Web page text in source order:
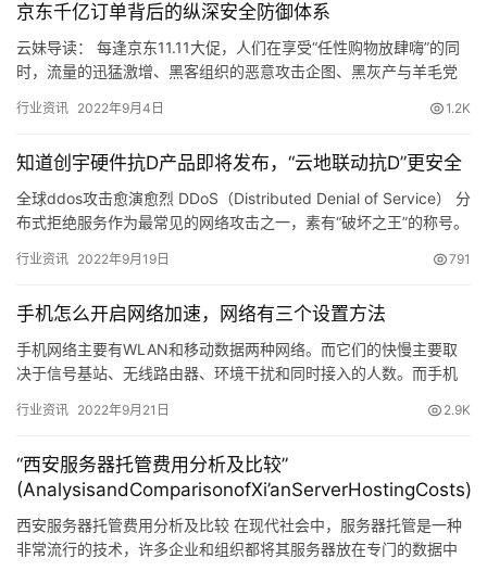
京东千亿订单背后的纵深安全防御体系
云妹导读： 每逢京东11.11大促，人们在享受“任性购物放肆嗨”的同
时，流量的迅猛激增、黑客组织的恶意攻击企图、黑灰产与羊毛党
行业资讯 2022年9月4日 1.2K
知道创宇硬件抗D产品即将发布，“云地联动抗D”更安全
全球ddos攻击愈演愈烈 DDoS（Distributed Denial of Service） 分
布式拒绝服务作为最常见的网络攻击之一，素有“破坏之王”的称号。
行业资讯 2022年9月19日 791
手机怎么开启网络加速，网络有三个设置方法
手机网络主要有WLAN和移动数据两种网络。而它们的快慢主要取
决于信号基站、无线路由器、环境干扰和同时接入的人数。而手机
得更…
行业资讯 2022年9月21日 2.9K
“西安服务器托管费用分析及比较”
(AnalysisandComparisonofXi’anServerHostingCosts)
西安服务器托管费用分析及比较 在现代社会中，服务器托管是一种
非常流行的技术，许多企业和组织都将其服务器放在专门的数据中